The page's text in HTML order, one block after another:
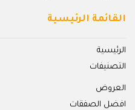
القائمة الرئيسية
الرئيسية
التصنيفات
العروض
افضل الصفقات